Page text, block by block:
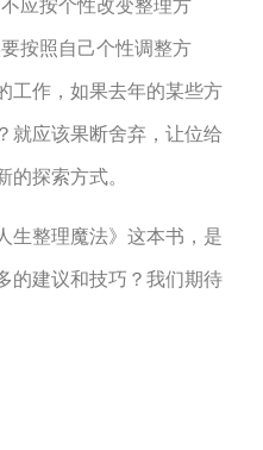
应按个性改变整理方
按照自己个性调整方
工作，如果去年的某些方
就应该果断舍弃，让位给
探索方式。
生整理魔法》这本书，是
的建议和技巧？我们期待